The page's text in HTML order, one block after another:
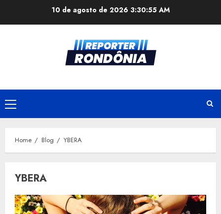
10 de agosto de 2026 3:30:55 AM
Primary
Menu
Home Blog YBERA
YBERA